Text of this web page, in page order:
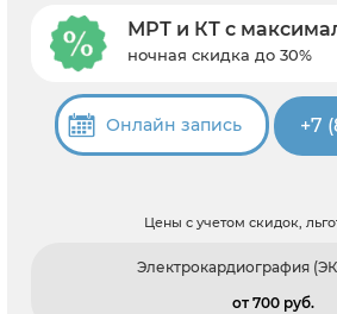
МРТ и КТ с
ночная скидка до 30%
Онлайн запись +7
Цены с учетом скидок,
Электрокардиография
от 700 pуб.